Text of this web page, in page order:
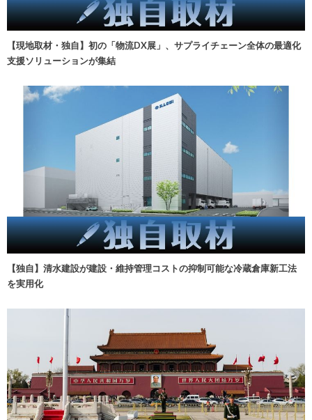
【現地取材・独自】初の「物流DX展」、サプライチェーン全体の最適化
支援ソリューションが集結
【独自】清水建設が建設・維持管理コストの抑制可能な冷蔵倉庫新工法
を実用化